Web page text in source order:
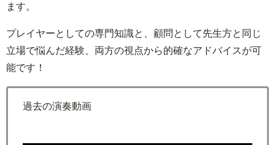
ます。
プレイヤーとしての専門知識と、顧問として先生方と同じ
立場で悩んだ経験、両方の視点から的確なアドバイスが可
能です！
過去の演奏動画